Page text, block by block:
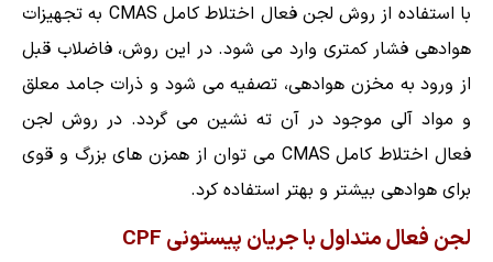
با استفاده از روش لجن فعال اختلاط کامل CMAS به تجهیزات
هوادهی فشار کمتری وارد می شود. در این روش، فاضلاب قبل
از ورود به مخزن هوادهی، تصفیه می شود و ذرات جامد معلق
و مواد آلی موجود در آن ته نشین می گردد. در روش لجن
فعال اختلاط کامل CMAS می توان از همزن های بزرگ و قوی
برای هوادهی بیشتر و بهتر استفاده کرد.
لجن فعال متداول با جریان پیستونی CPF